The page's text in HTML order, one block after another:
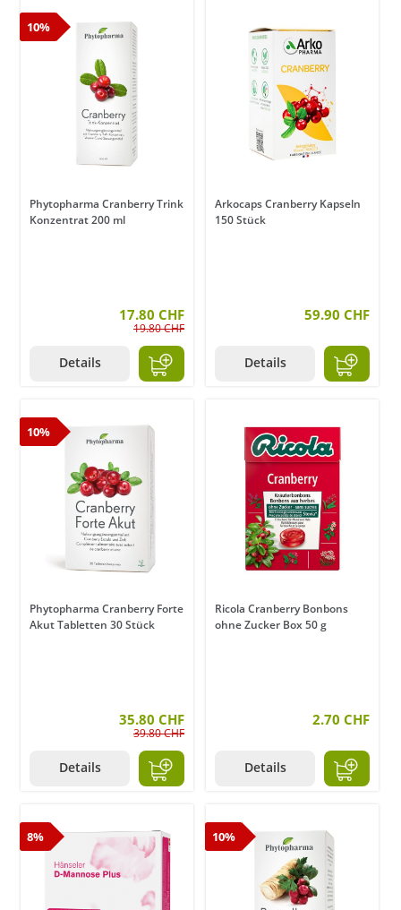
10%
Phytopharma Cranberry Trink
Konzentrat 200 ml
17.80 CHF
19.80 CHF
Details
Arkocaps Cranberry Kapseln
150 Stück
59.90 CHF
Details
10%
Phytopharma Cranberry Forte
Akut Tabletten 30 Stück
35.80 CHF
39.80 CHF
Details
Ricola Cranberry Bonbons
ohne Zucker Box 50 g
2.70 CHF
Details
8% 10%